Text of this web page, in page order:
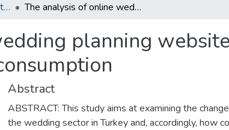
Graduate Programs Institute Thesis Collection The analysis of online wedding planning website dugun.com in the context of conspicuous consumption
planning
Abstract
ABSTRACT: This study aims at examining the
the wedding sector in Turkey and, accordingly, how